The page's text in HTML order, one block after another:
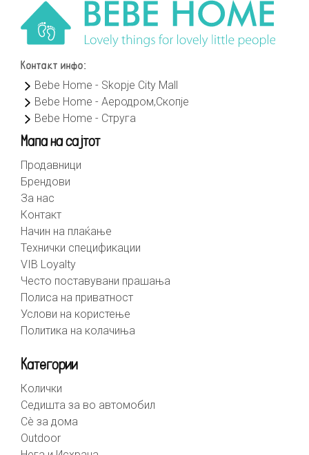
Контакт инфо:
Bebe Home - Skopje City Mall
Bebe Home - Аеродром,Скопје
Bebe Home - Струга
Мапа на сајтот
Продавници
Брендови
За нас
Контакт
Начин на плаќање
Технички спецификации
VIB Loyalty
Често поставувани прашања
Полиса на приватност
Услови на користење
Политика на колачиња
Категории
Колички
Седишта за во автомобил
Сè за дома
Outdoor